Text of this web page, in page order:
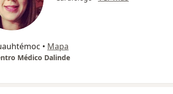
• Mapa
Médico Dalinde